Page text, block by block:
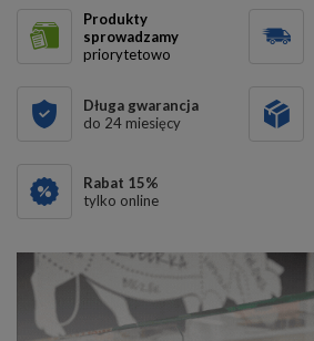
Produkty
sprowadzamy
priorytetowo
Długa gwarancja
do 24 miesięcy
Rabat 15%
tylko online